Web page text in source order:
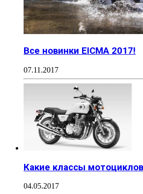
Все новинки EICMA 2017!
07.11.2017
Какие классы
04.05.2017